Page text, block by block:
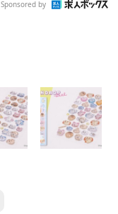
Sponsored by